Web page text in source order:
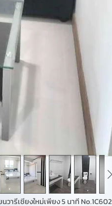
วารีเชียงใหม่เพียง 5 นาที No.1C602